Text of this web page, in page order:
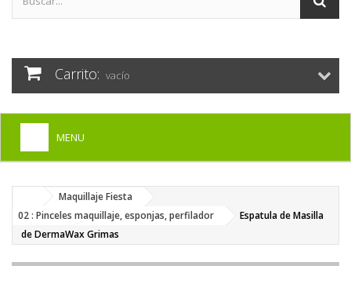
Carrito: vacío
MENU
DISFRACES PARA ADULTOS
+
DISFRACES INFANTILES
+
COMPLEMENTOS
Maquillaje Fiesta
02 : Pinceles maquillaje, esponjas, perfilador
Espatula de Masilla
de DermaWax Grimas